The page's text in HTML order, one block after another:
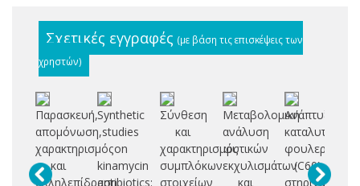
Σχετικές εγγραφές (με βάση τις επισκέψεις των
χρηστών)
Παρασκευή,
απομόνωση,
χαρακτηρισμός
και
αλληλεπίδραση
Synthetic
studies
on
kinamycin
antibiotics:
Σύνθεση
και
χαρακτηρισμός
συμπλόκων
στοιχείων
Μεταβολομική
ανάλυση
φυτικών
εκχυλισμάτων
και
Ανάπτυξη
καταλυτών
φουλερενίου
(C60)
στηριγμένων